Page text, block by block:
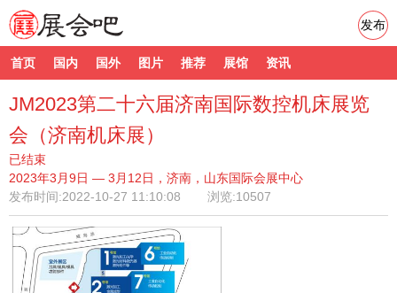
首页 国内 国外 图片 推荐 展馆 资讯
发布
JM2023第二十六届济南国际数控机床展览
会（济南机床展）
已结束
2023年3月9日 — 3月12日，济南，山东国际会展中心
发布时间:2022-10-27 11:10:08 浏览:10507